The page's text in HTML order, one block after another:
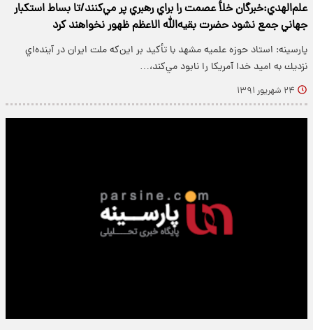
علم‌الهدي‌:خبرگان خلأ عصمت را براي رهبري پر مي‌كنند‌/تا بساط استكبار
جهاني جمع نشود حضرت بقيه‌الله الاعظم ظهور نخواهند کرد‌
پارسینه: استاد حوزه علميه مشهد با تأكيد بر اين‌كه ملت ايران در آينده‌اي
نزديك به اميد خدا آمريكا را نابود مي‌كند،…
۲۴ شهریور ۱۳۹۱